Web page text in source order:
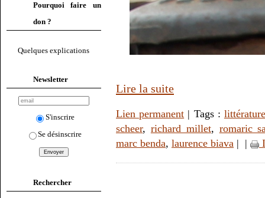
Pourquoi faire un
don ?
Quelques explications
Newsletter
S'inscrire
Se désinscrire
Rechercher
Lire la suite
Lien permanent | Tags : littérature
scheer, richard millet, romaric
marc benda, laurence biava | |